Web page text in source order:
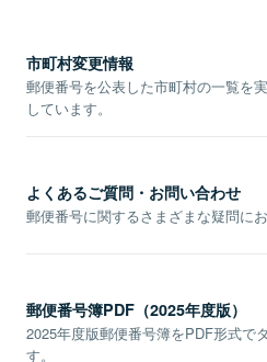
市町村変更情報
郵便番号を公表した市町村の一覧を
しています。
よくあるご質問・お問い合わせ
郵便番号に関するさまざまな疑問にお
郵便番号簿PDF（2025年度版）
2025年度版郵便番号簿をPDF形式で
す。